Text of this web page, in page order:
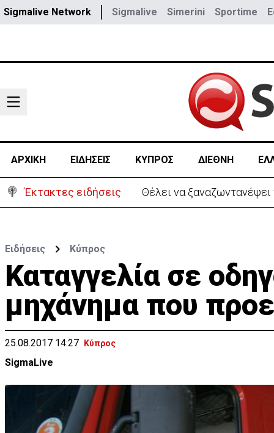
Sigmalive Network Sigmalive Simerini Sportime
ΑΡΧΙΚΗ ΕΙΔΗΣΕΙΣ ΚΥΠΡΟΣ ΔΙΕΘΝΗ
Έκτακτες ειδήσεις Θέλει να ξαναζωντανέψει
Ειδήσεις Κύπρος
Καταγγελία σε
μηχάνημα που
25.08.2017 14:27 Κύπρος
SigmaLive